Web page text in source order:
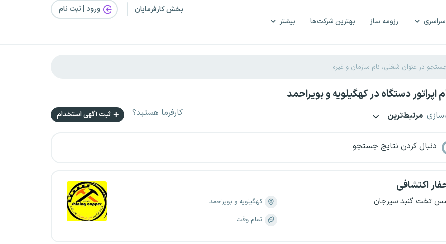
رزومه ساز بهترین شرکت‌ها بیشتر
بخش کارفرمایان ورود | ثبت‌ نام
اپراتور دستگاه در کهگیلویه و بویراحمد
مرتبط‌ترین کارفرما هستید؟ ثبت آگهی استخدام
دنبال کردن نتایج جستجو
اکتشافی
تخت گنبد سیرجان
کهگیلویه و بویراحمد
تمام وقت